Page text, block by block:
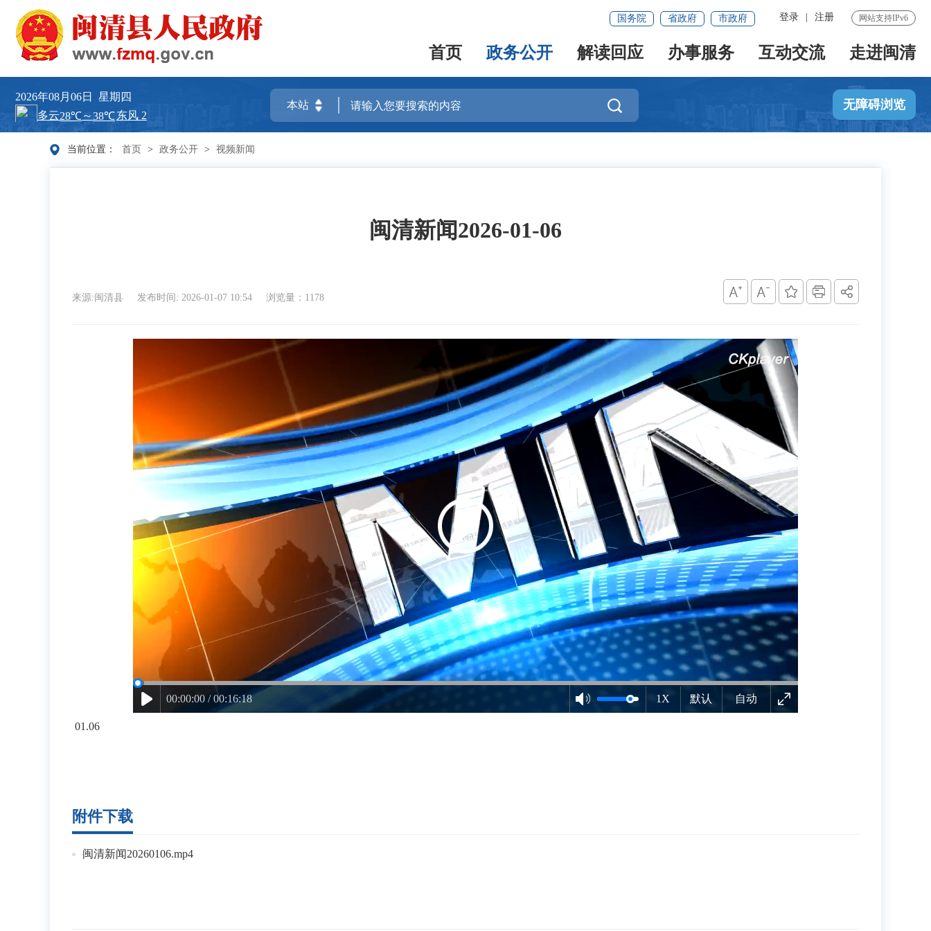
网站支持IPv6
登录 注册
国务院 省政府 市政府
首页 政务公开 解读回应 办事服务 互动交流 走进闽清
2026年08月06日 星期四
 无障碍浏览
当前位置： 首页 > 政务公开 > 视频新闻
闽清新闻2026-01-06
来源:闽清县 发布时间: 2026-01-07 10:54 浏览量：1178
自动
1X 默认
00:00:00 / 00:16:18
01.06
附件下载
闽清新闻20260106.mp4